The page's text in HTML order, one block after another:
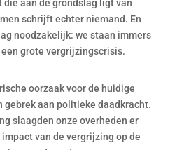
aan de grondslag ligt van
schrijft echter niemand. En
noodzakelijk: we staan immers
grote vergrijzingscrisis.
oorzaak voor de huidige
gebrek aan politieke daadkracht.
slaagden onze overheden er
van de vergrijzing op de